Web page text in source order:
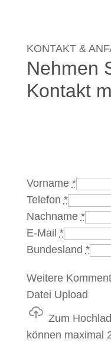
KONTAKT &
Nehmen
Kontakt
Vorname *
Telefon *
Nachname *
E-Mail *
Bundesland *
Weitere
Datei Upload
Zum
können maximal